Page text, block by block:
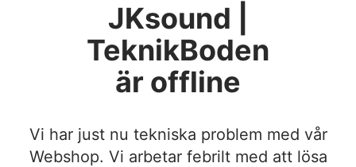
JKsound |
TeknikBoden
är offline
Vi har just nu tekniska problem med vår
Webshop. Vi arbetar febrilt med att lösa